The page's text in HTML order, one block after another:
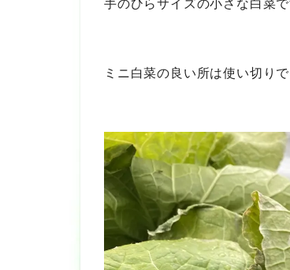
手のひらサイズの小さな白菜で
ミニ白菜の良い所は使い切り